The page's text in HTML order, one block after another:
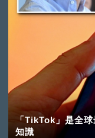
「TikTok」是全
知識